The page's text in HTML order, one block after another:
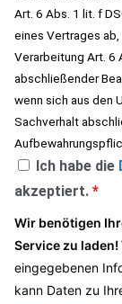
Art. 6 Abs. 1 lit. f
eines Vertrages
Verarbeitung Art. 6
abschließender
wenn sich aus den
Sachverhalt
Ich habe die
akzeptiert. *
Wir benötigen
Service zu laden!
eingegebenen
kann Daten zu